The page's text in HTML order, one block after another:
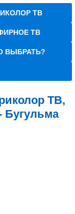
ТВ
ТВ
ВЫБРАТЬ?
ТВ,